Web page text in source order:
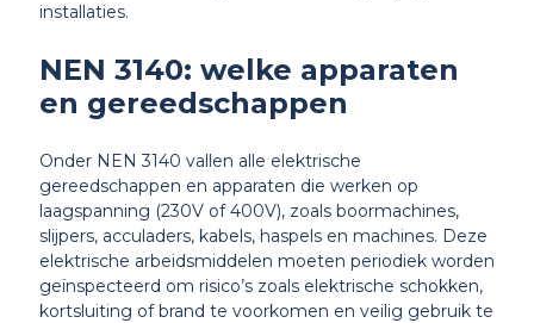
installaties.
NEN 3140: welke apparaten
en gereedschappen
Onder NEN 3140 vallen alle elektrische
gereedschappen en apparaten die werken op
laagspanning (230V of 400V), zoals boormachines,
slijpers, acculaders, kabels, haspels en machines. Deze
elektrische arbeidsmiddelen moeten periodiek worden
geïnspecteerd om risico’s zoals elektrische schokken,
kortsluiting of brand te voorkomen en veilig gebruik te